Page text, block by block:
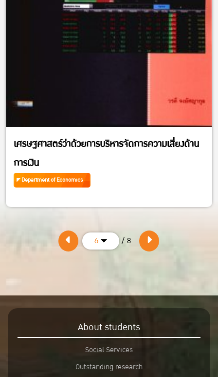
เศรษฐศาสตร์ว่าด้วยการบริหารจัดการความเสี่ยงด้าน
การเงิน
Department of Economics
6 / 8
About students
Social Services
Outstanding research